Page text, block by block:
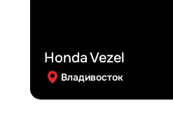
Honda Vezel
Владивосток